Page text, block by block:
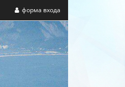
форма входа